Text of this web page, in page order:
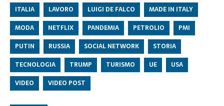
ITALIA LAVORO LUIGI DE FALCO
MADE IN ITALY
MODA
NETFLIX PANDEMIA PETROLIO
PMI
PUTIN
RUSSIA SOCIAL NETWORK
STORIA
TECNOLOGIA
TRUMP TURISMO UE
USA
VIDEO
VIDEO POST